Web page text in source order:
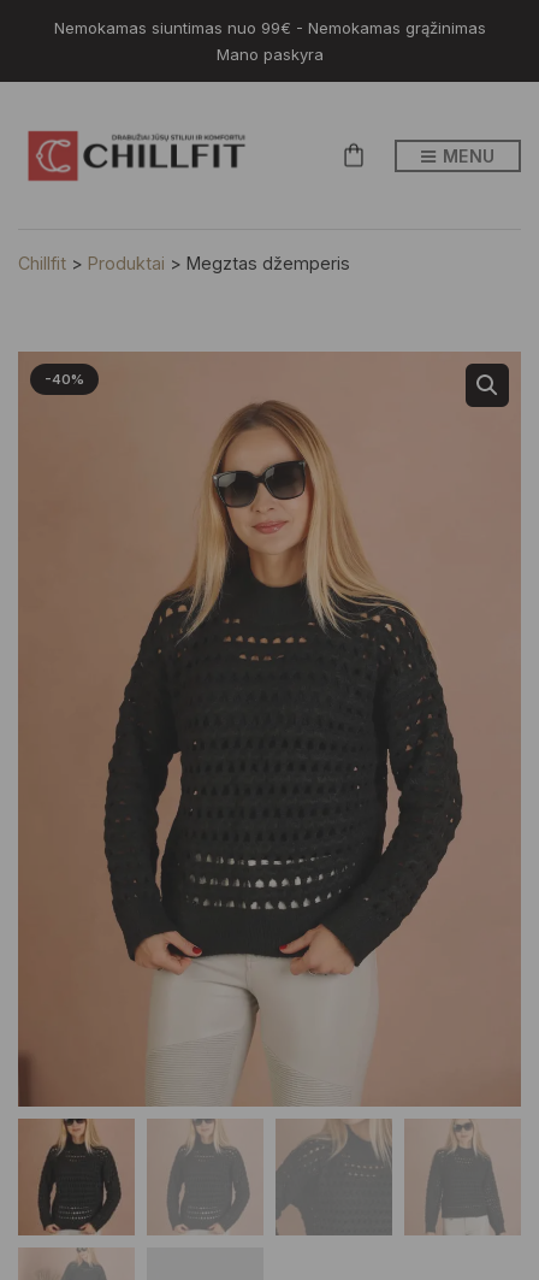
Nemokamas siuntimas nuo 99€ - Nemokamas grąžinimas
Mano paskyra
MENU
Chillfit > Produktai > Megztas džemperis
-40%